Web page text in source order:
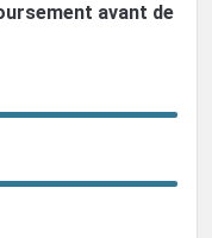
avant de